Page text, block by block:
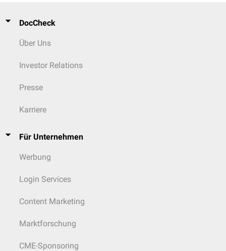
DocCheck
Über Uns
Investor Relations
Presse
Karriere
Für Unternehmen
Werbung
Login Services
Content Marketing
Marktforschung
CME-Sponsoring